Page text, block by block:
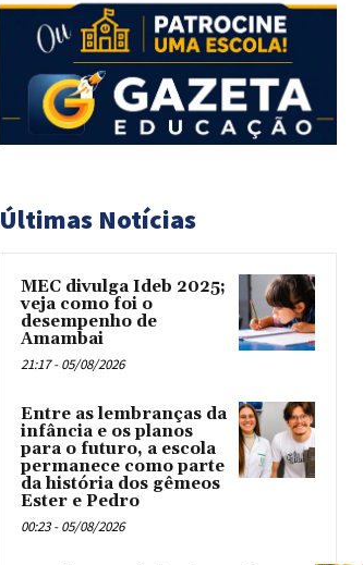
Últimas Notícias
MEC divulga Ideb 2025;
veja como foi o
desempenho de
Amambai
21:17 - 05/08/2026
Entre as lembranças da
infância e os planos
para o futuro, a escola
permanece como parte
da história dos gêmeos
Ester e Pedro
00:23 - 05/08/2026